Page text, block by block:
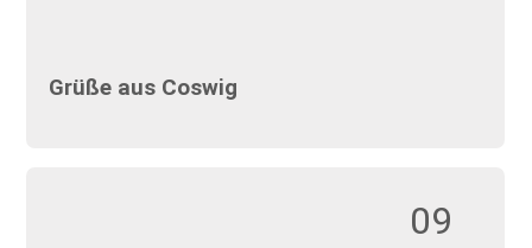
Grüße aus Coswig
09